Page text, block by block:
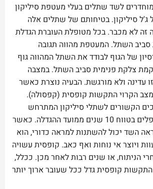
לשד שתלים בעלי מעטפת סיליקון
סיליקון. בטיחותם של שתלים אלה
זה לא מכבר. בכל מטופלת העוברת הגדלת
השתל. המעטפת מהווה תגובה
של הגוף לבודד את השתל המהווה גוף
צלקת פנימית סביב השתל. במצבה
עדינה ולא מורגשת. הבעיה נוצרת כאשר
הקרוי התקשות קופסית (קפסולה).
הקשורים לשתלי סיליקון המתרחש
בכ-10-15% מהמטופלים בטווח 10 שנים ממועד ההגדלה. כאשר
השד יכול להשתנות למראה כדורי, הוא
ויוצר אי נוחות ואף כאב. קופסית עשויה
הניתוח, או שנים רבות לאחר מכן. ככלל,
קופסית גדל ככל שעובר ארוך יותר